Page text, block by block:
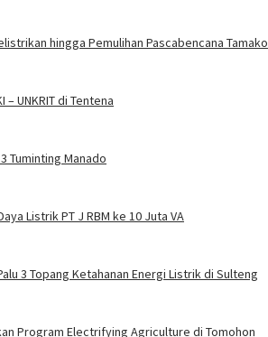
hingga Pemulihan Pascabencana Tamako
– UNKRIT di Tentena
Tuminting Manado
Listrik PT J RBM ke 10 Juta VA
3 Topang Ketahanan Energi Listrik di Sulteng
Program Electrifying Agriculture di Tomohon